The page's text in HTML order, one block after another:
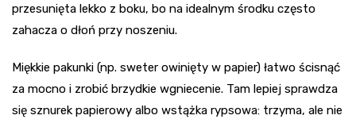
przesunięta lekko z boku, bo na idealnym środku często
zahacza o dłoń przy noszeniu.
Miękkie pakunki (np. sweter owinięty w papier) łatwo ścisnąć
za mocno i zrobić brzydkie wgniecenie. Tam lepiej sprawdza
się sznurek papierowy albo wstążka rypsowa: trzyma, ale nie